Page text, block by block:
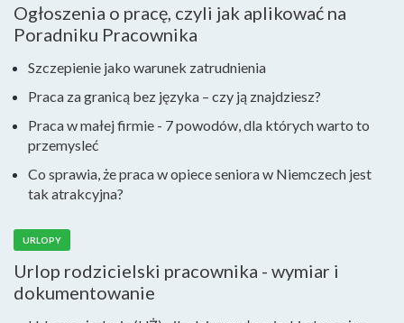
Ogłoszenia o pracę, czyli jak aplikować na
Poradniku Pracownika
Szczepienie jako warunek zatrudnienia
Praca za granicą bez języka – czy ją znajdziesz?
Praca w małej firmie - 7 powodów, dla których warto to
przemysleć
Co sprawia, że praca w opiece seniora w Niemczech jest
tak atrakcyjna?
URLOPY
Urlop rodzicielski pracownika - wymiar i
dokumentowanie